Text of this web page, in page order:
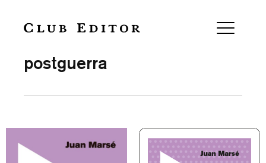
postguerra